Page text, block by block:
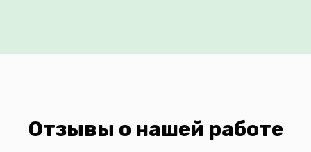
Отзывы о нашей работе